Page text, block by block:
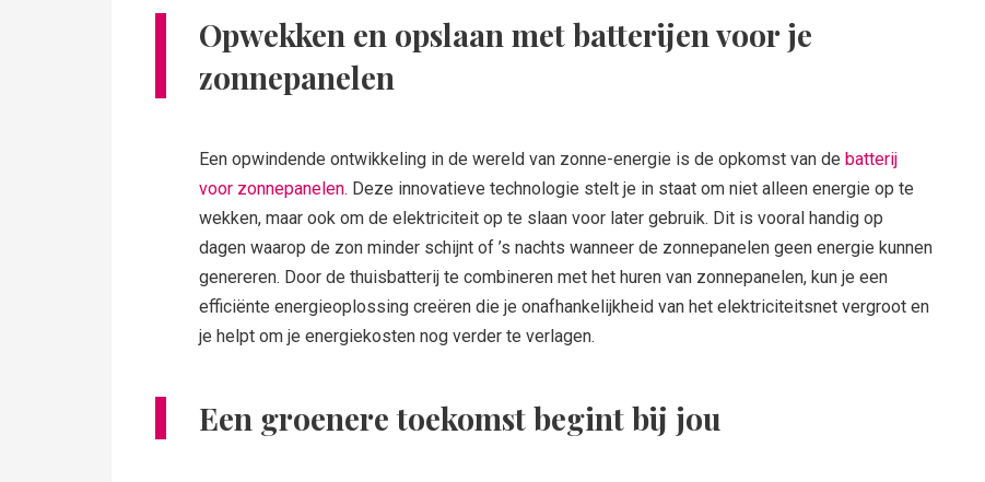
Opwekken en opslaan met batterijen voor je
zonnepanelen
Een opwindende ontwikkeling in de wereld van zonne-energie is de opkomst van de batterij
voor zonnepanelen. Deze innovatieve technologie stelt je in staat om niet alleen energie op te
wekken, maar ook om de elektriciteit op te slaan voor later gebruik. Dit is vooral handig op
dagen waarop de zon minder schijnt of ’s nachts wanneer de zonnepanelen geen energie kunnen
genereren. Door de thuisbatterij te combineren met het huren van zonnepanelen, kun je een
efficiënte energieoplossing creëren die je onafhankelijkheid van het elektriciteitsnet vergroot en
je helpt om je energiekosten nog verder te verlagen.
Een groenere toekomst begint bij jou